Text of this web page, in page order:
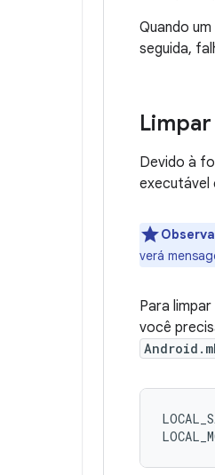
Quando
seguida,
Devido à
executável
verá
Para
você